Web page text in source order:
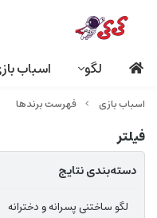
لگو اسباب
فهرست برندها
فیلتر
دسته‌بندی نتایج
لگو ساختنی پسرانه و دخترانه